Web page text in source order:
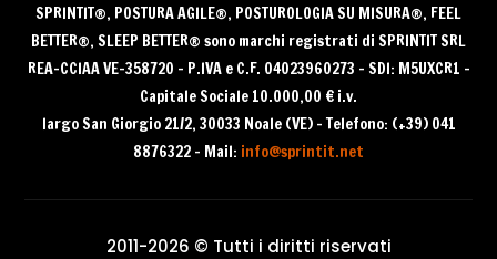
SPRINTIT®, POSTURA AGILE®, POSTUROLOGIA SU MISURA®, FEEL
BETTER®, SLEEP BETTER® sono marchi registrati di SPRINTIT SRL
REA-CCIAA VE-358720 – P.IVA e C.F. 04023960273 – SDI: M5UXCR1 –
Capitale Sociale 10.000,00 € i.v.
largo San Giorgio 21/2, 30033 Noale (VE) – Telefono: (+39) 041
8876322 – Mail: info@sprintit.net
2011-2026 © Tutti i diritti riservati